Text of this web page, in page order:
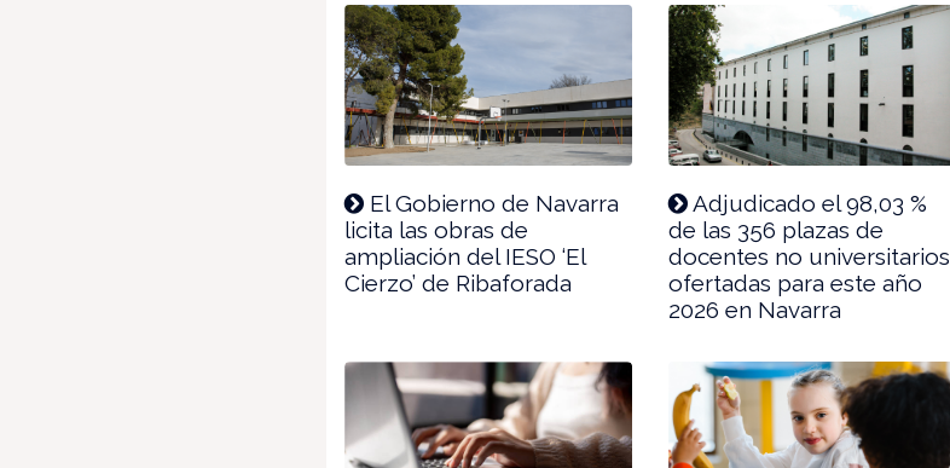
El Gobierno de Navarra
licita las obras de
ampliación del IESO ‘El
Cierzo’ de Ribaforada
Adjudicado el 98,03 %
de las 356 plazas de
docentes no universitarios
ofertadas para este año
2026 en Navarra